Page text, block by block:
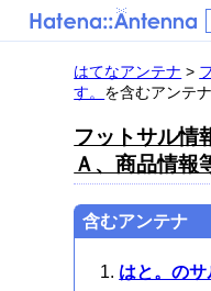
はてなアンテナ >
す。 を含むアンテ
フットサル情
Ａ、商品情報
含むアンテナ
はと。の